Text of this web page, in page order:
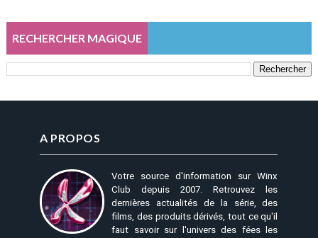
RECHERCHER MAGIQUE
A PROPOS
Votre source d'information sur Winx
Club depuis 2007. Retrouvez les
dernières actualités de la série, des
films, des produits dérivés, tout ce qu'il
faut savoir sur l'univers des fées les